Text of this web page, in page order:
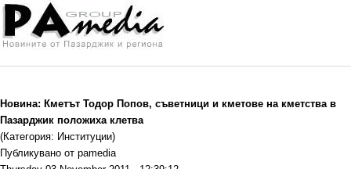
Новина: Кметът Тодор Попов, съветници и кметове на кметства в
Пазарджик положиха клетва
(Категория: Институции)
Публикувано от pamedia